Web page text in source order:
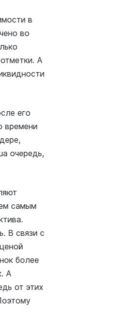
в
во
А
его
времени
очередь,
самым
В связи с
более
А
от этих